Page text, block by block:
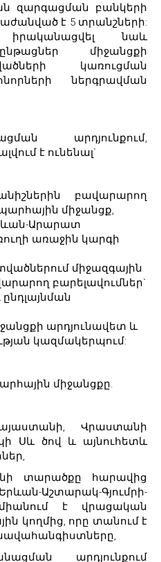
զարգացման բանկերի
է 5 տրանշների:
նաև
միջանցքի
կառուցման
ներգրավման
արդյունքում,
է ունենալ`
բավարարող
միջանցք,
Արարատ
առաջին կարգի
միջազգային
բարելավումներ`
ընդլայնման
արդյունավետ և
կազմակերպում:
միջանցքը.
Վրաստանի
Սև ծով և այնուհետև
տարածքը հարավից
Աշտարակ-Գյումրի-
է վրացական
կողմից, որը տանում է
արդյունքում